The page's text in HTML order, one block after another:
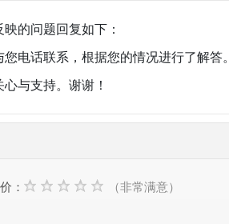
的问题回复如下：
话联系，根据您的情况进行了解答。
与支持。谢谢！
： （非常满意）